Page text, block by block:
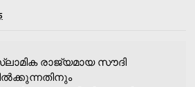
രാജ്യമായ സൗദി